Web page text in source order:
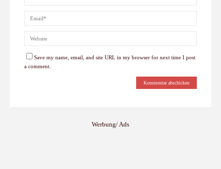
Save my name, email, and site URL in my browser for next time I post
a comment.
Werbung/ Ads